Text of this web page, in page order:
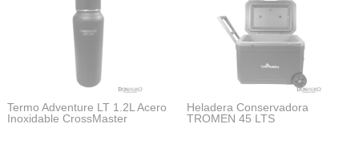
Termo Adventure LT 1.2L Acero
Inoxidable CrossMaster
Heladera Conservadora
TROMEN 45 LTS